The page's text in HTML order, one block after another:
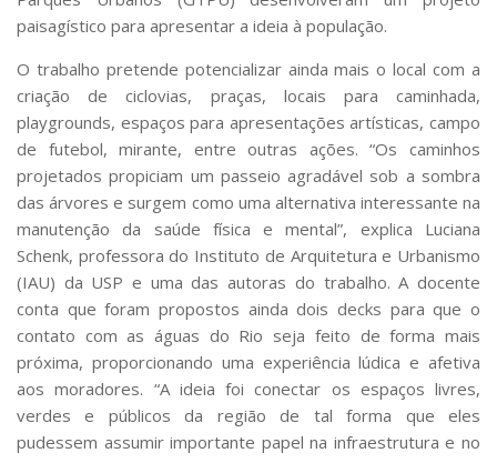
Comunicação
Aplicativos e Sites
Jornal da USP
Agenda de Eventos
Defesa de Teses
paisagístico para apresentar a ideia à população.
O trabalho pretende potencializar ainda mais o local com a
criação de ciclovias, praças, locais para caminhada,
playgrounds, espaços para apresentações artísticas, campo
de futebol, mirante, entre outras ações. “Os caminhos
projetados propiciam um passeio agradável sob a sombra
das árvores e surgem como uma alternativa interessante na
manutenção da saúde física e mental”, explica Luciana
Schenk, professora do Instituto de Arquitetura e Urbanismo
(IAU) da USP e uma das autoras do trabalho. A docente
conta que foram propostos ainda dois decks para que o
contato com as águas do Rio seja feito de forma mais
próxima, proporcionando uma experiência lúdica e afetiva
aos moradores. “A ideia foi conectar os espaços livres,
verdes e públicos da região de tal forma que eles
pudessem assumir importante papel na infraestrutura e no